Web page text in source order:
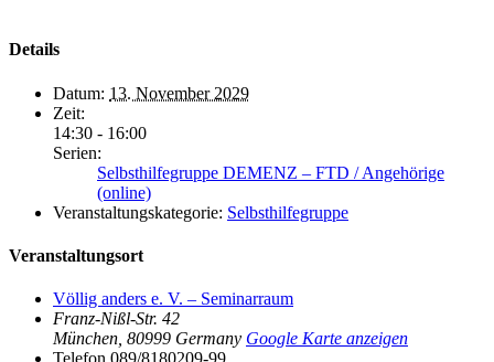
Details
Datum: 13. November 2029
Zeit:
14:30 - 16:00
Serien:
Selbsthilfegruppe DEMENZ – FTD / Angehörige
(online)
Veranstaltungskategorie: Selbsthilfegruppe
Veranstaltungsort
Völlig anders e. V. – Seminarraum
Franz-Nißl-Str. 42
München 80999 Germany Google Karte anzeigen